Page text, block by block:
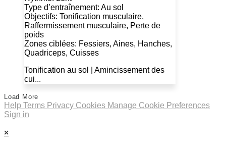
Type d’entraînement: Au sol
Objectifs: Tonification musculaire,
Raffermissement musculaire, Perte de
poids
Zones ciblées: Fessiers, Aines, Hanches,
Quadriceps, Cuisses
Tonification au sol | Amincissement des
cui...
Load More
Help Terms Privacy Cookies Manage Cookie Preferences
Sign in
×